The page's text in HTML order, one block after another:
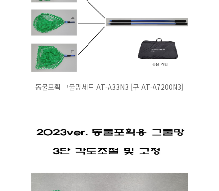
동물포획 그물망세트 AT-A33N3 [구 AT-A7200N3]